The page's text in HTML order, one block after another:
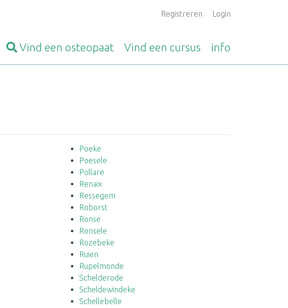
Registreren Login
Vind een osteopaat Vind een cursus info
Poeke
Poesele
Pollare
Renaix
Ressegem
Roborst
Ronse
Ronsele
Rozebeke
Ruien
Rupelmonde
Schelderode
Scheldewindeke
Schellebelle